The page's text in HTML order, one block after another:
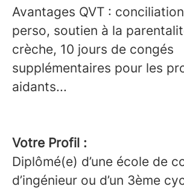
Avantages QVT :
perso, soutien à la
crèche, 10 jours de congés
supplémentaires pour les
aidants...
Votre Profil :
Diplômé(e) d’une école de
d’ingénieur ou d’un 3ème